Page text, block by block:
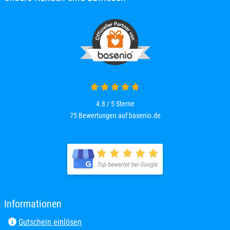
4.8 / 5Sterne
75 Bewertungen auf basenio.de
Informationen
Gutschein einlösen